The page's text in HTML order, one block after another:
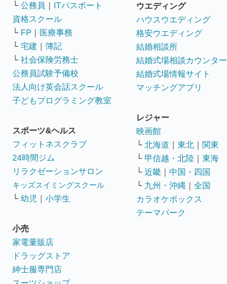
└ 公務員 ｜ ITパスポート
資格スクール
└ FP ｜ 医療事務
└ 宅建 ｜ 簿記
└ 社会保険労務士
公務員試験予備校
法人向け英会話スクール
子どもプログラミング教室
スポーツ&ヘルス
フィットネスクラブ
24時間ジム
リラクゼーションサロン
キッズスイミングスクール
└ 幼児 ｜ 小学生
小売
家電量販店
ドラッグストア
紳士服専門店
ウエディング
ハウスウエディング
格安ウエディング
結婚相談所
結婚式場相談カウンター
結婚式場情報サイト
マッチングアプリ
レジャー
映画館
└ 北海道 ｜ 東北 ｜ 関東
└ 甲信越・北陸 ｜ 東海
└ 近畿 ｜ 中国・四国
└ 九州・沖縄 ｜ 全国
カラオケボックス
テーマパーク